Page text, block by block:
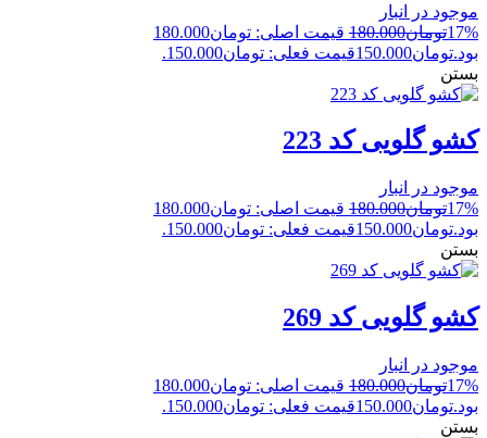
موجود در انبار
17%تومان180.000
قیمت اصلی: تومان180.000
بود.تومان150.000قیمت فعلی: تومان150.000.
بستن
کشو گلویی کد 223
موجود در انبار
17%تومان180.000
قیمت اصلی: تومان180.000
بود.تومان150.000قیمت فعلی: تومان150.000.
بستن
کشو گلویی کد 269
موجود در انبار
17%تومان180.000
قیمت اصلی: تومان180.000
بود.تومان150.000قیمت فعلی: تومان150.000.
بستن